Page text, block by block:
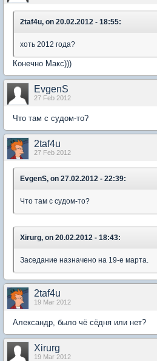
2taf4u, on 20.02.2012 - 18:55:
хоть 2012 года?
Конечно Макс)))
EvgenS
27 Feb 2012
Что там с судом-то?
2taf4u
27 Feb 2012
EvgenS, on 27.02.2012 - 22:39:
Что там с судом-то?
Xirurg, on 20.02.2012 - 18:43:
Заседание назначено на 19-е марта.
2taf4u
19 Mar 2012
Александр, было чё сёдня или нет?
Xirurg
19 Mar 2012